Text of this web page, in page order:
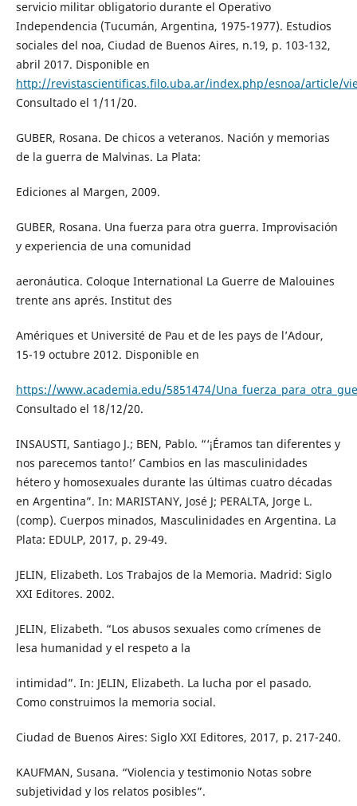
servicio militar obligatorio durante el Operativo
Independencia (Tucumán, Argentina, 1975-1977). Estudios
sociales del noa, Ciudad de Buenos Aires, n.19, p. 103-132,
abril 2017. Disponible en
http://revistascientificas.filo.uba.ar/index.php/esnoa/article/
Consultado el 1/11/20.
GUBER, Rosana. De chicos a veteranos. Nación y memorias
de la guerra de Malvinas. La Plata:
Ediciones al Margen, 2009.
GUBER, Rosana. Una fuerza para otra guerra. Improvisación
y experiencia de una comunidad
aeronáutica. Coloque International La Guerre de Malouines
trente ans aprés. Institut des
Amériques et Université de Pau et de les pays de l’Adour,
15-19 octubre 2012. Disponible en
https://www.academia.edu/5851474/
Consultado el 18/12/20.
INSAUSTI, Santiago J.; BEN, Pablo. “‘¡Éramos tan diferentes y
nos parecemos tanto!’ Cambios en las masculinidades
hétero y homosexuales durante las últimas cuatro décadas
en Argentina”. In: MARISTANY, José J; PERALTA, Jorge L.
(comp). Cuerpos minados, Masculinidades en Argentina. La
Plata: EDULP, 2017, p. 29-49.
JELIN, Elizabeth. Los Trabajos de la Memoria. Madrid: Siglo
XXI Editores. 2002.
JELIN, Elizabeth. “Los abusos sexuales como crímenes de
lesa humanidad y el respeto a la
intimidad”. In: JELIN, Elizabeth. La lucha por el pasado.
Como construimos la memoria social.
Ciudad de Buenos Aires: Siglo XXI Editores, 2017, p. 217-240.
KAUFMAN, Susana. “Violencia y testimonio Notas sobre
subjetividad y los relatos posibles”.